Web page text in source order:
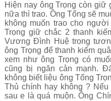
Hiện nay ông Trọng còn giữ
nữa thì trao. Ông Tổng sẽ
không muốn trao cho
Trọng giữ chắc 2 thanh
Vương Đình Huệ trong
ông Trọng để thanh kiếm
xem như ông Trọng có
cũng bị ngăn cản mạnh.
không biết liệu ông Tổng
Thủ chính hay không ?
sau e là quá muộn. Ông